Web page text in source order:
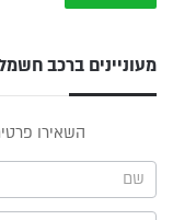
מעוניינים ברכב
תפריט
צד
השאירו